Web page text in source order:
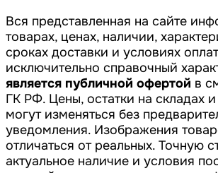
Вся представленная на сайте
товарах, ценах, наличии,
сроках доставки и условиях
исключительно справочный
является публичной офертой в
ГК РФ. Цены, остатки на складах
могут изменяться без
уведомления. Изображения
отличаться от реальных. Точную
актуальное наличие и условия